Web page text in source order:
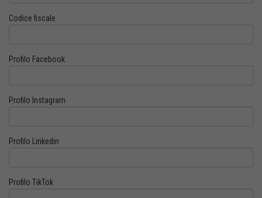
Codice fiscale
Profilo Facebook
Profilo Instagram
Profilo Linkedin
Profilo TikTok